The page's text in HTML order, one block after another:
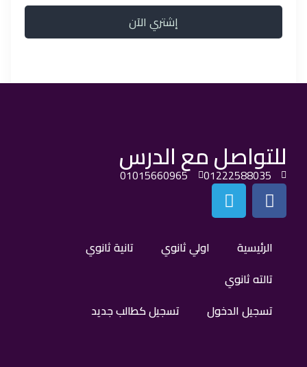
إشتري الآن
الرئيسية اولي ثانوي
تانية ثانوي
تالته ثانوي
تسجيل الدخول
تسجيل كطالب جديد
للتواصل مع الدرس
01222588035
01015660965